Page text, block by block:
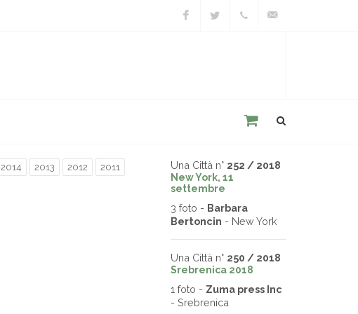
2014 2013 2012
2011
Una Città n° 252 / 2018
New York, 11
settembre
3 foto - Barbara
Bertoncin - New York
Una Città n° 250 / 2018
Srebrenica 2018
1 foto - Zuma press Inc
- Srebrenica